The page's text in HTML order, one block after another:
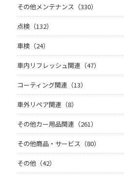
その他メンテナンス（330）
点検（132）
車検（24）
車内リフレッシュ関連（47）
コーティング関連（13）
車外リペア関連（8）
その他カー用品関連（261）
その他商品・サービス（80）
その他（42）